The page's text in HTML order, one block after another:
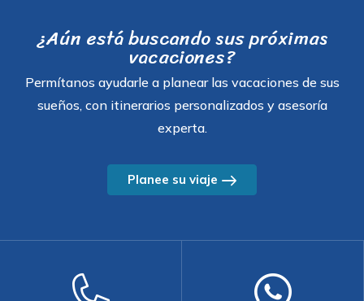
¿Aún está buscando sus próximas
vacaciones?
Permítanos ayudarle a planear las vacaciones de sus
sueños, con itinerarios personalizados y asesoría
experta.
Planee su viaje